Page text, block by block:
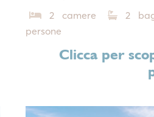
2 camere
2
persone
Clicca per